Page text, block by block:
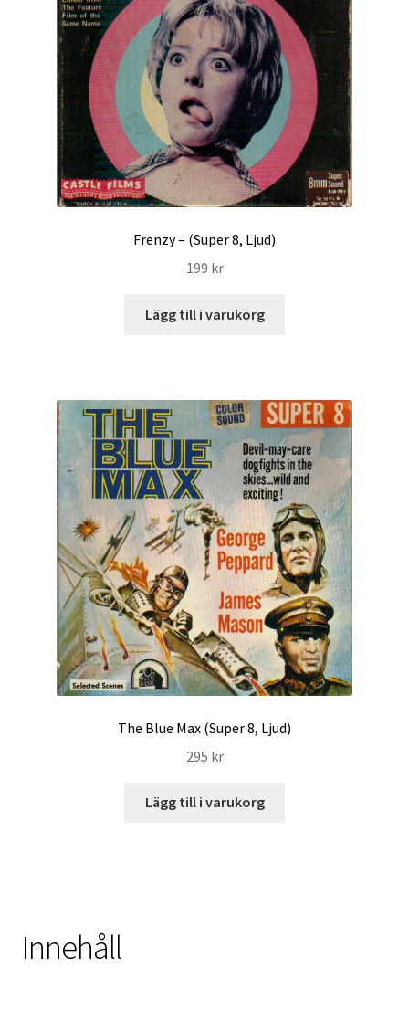
Frenzy – (Super 8, Ljud)
199 kr
Lägg till i varukorg
The Blue Max (Super 8, Ljud)
295 kr
Lägg till i varukorg
Innehåll